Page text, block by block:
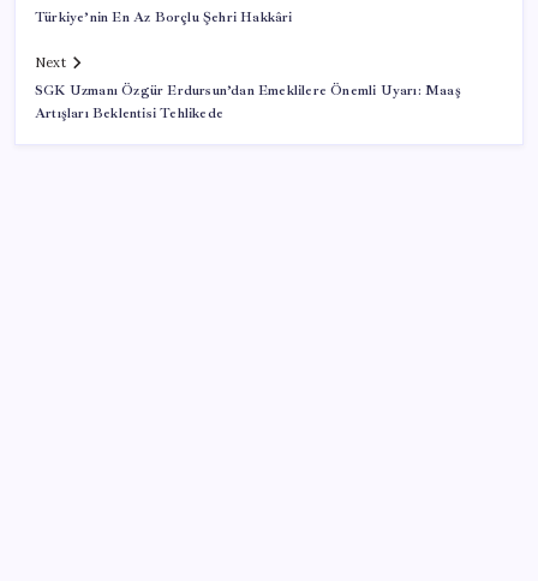
Türkiye’nin En Az Borçlu Şehri Hakkâri
Next
SGK Uzmanı Özgür Erdursun’dan Emeklilere Önemli Uyarı: Maaş
Artışları Beklentisi Tehlikede